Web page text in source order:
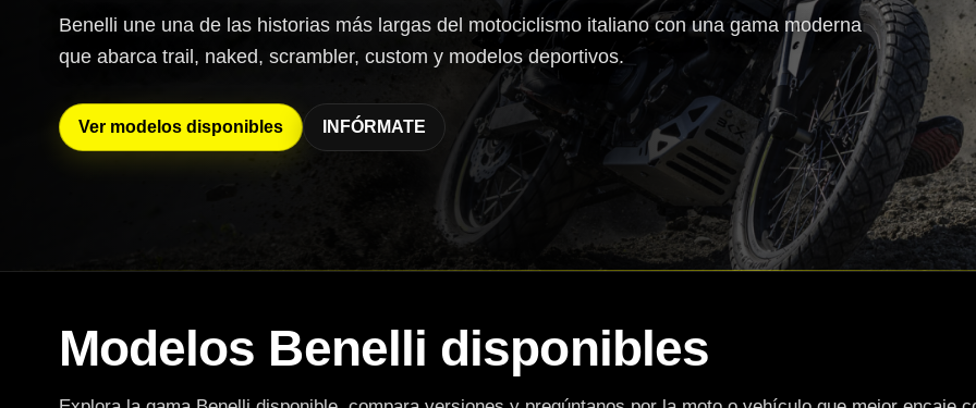
Benelli une una de las historias más largas del motociclismo italiano con una gama moderna
que abarca trail, naked, scrambler, custom y modelos deportivos.
Ver modelos disponibles INFÓRMATE
Modelos Benelli disponibles